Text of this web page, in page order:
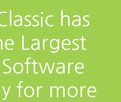
has
Largest
for more